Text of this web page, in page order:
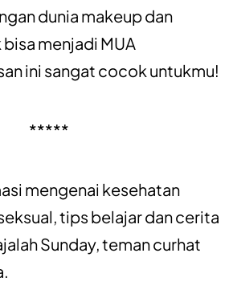
dunia makeup dan
menjadi MUA
ini sangat cocok untukmu!
*****
mengenai kesehatan
,tips belajardancerita
Sunday, teman curhat